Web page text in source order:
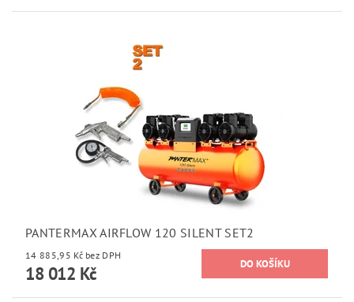
PANTERMAX AIRFLOW 120 SILENT SET2
14 885,95 Kč bez DPH
18 012 Kč